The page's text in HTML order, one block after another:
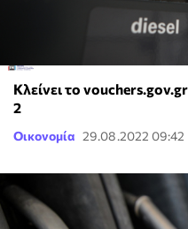
Κλείνει το vouchers.gov.gr
2
Οικονομία 29.08.2022 09:42